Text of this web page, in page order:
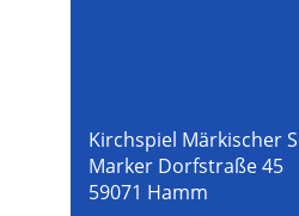
Kirchspiel Märkischer
Marker Dorfstraße 45
59071 Hamm